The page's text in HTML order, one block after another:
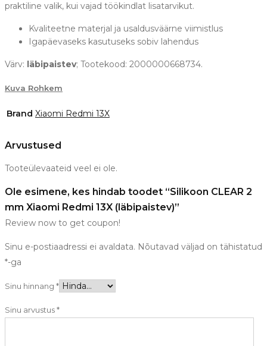
praktiline valik, kui vajad töökindlat lisatarvikut.
Kvaliteetne materjal ja usaldusväärne viimistlus
Igapäevaseks kasutuseks sobiv lahendus
Värv: läbipaistev; Tootekood: 2000000668734.
Kuva Rohkem
Brand Xiaomi Redmi 13X
Arvustused
Tooteülevaateid veel ei ole.
Ole esimene, kes hindab toodet “Silikoon CLEAR 2
mm Xiaomi Redmi 13X (läbipaistev)”
Review now to get coupon!
Sinu e-postiaadressi ei avaldata. Nõutavad väljad on tähistatud
*-ga
Sinu hinnang *
Sinu arvustus*